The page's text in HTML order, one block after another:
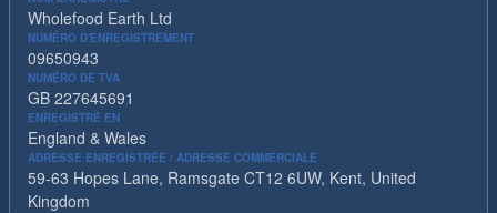
Wholefood Earth Ltd
NUMÉRO D'ENREGISTREMENT
09650943
NUMÉRO DE TVA
GB 227645691
ENREGISTRÉ EN
England & Wales
ADRESSE ENREGISTRÉE / ADRESSE COMMERCIALE
59-63 Hopes Lane, Ramsgate CT12 6UW, Kent, United
Kingdom